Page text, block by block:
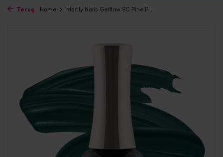
Terug Home Marily Nails Gelflow 90 Pine F...